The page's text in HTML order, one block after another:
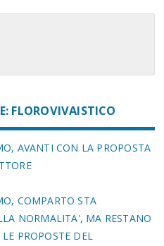
FLOROVIVAISTICO
AVANTI CON LA PROPOSTA
COMPARTO STA
NORMALITA', MA RESTANO
PROPOSTE DEL